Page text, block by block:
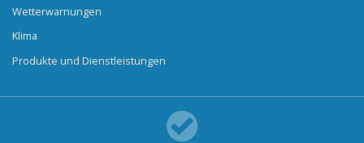
Wetterwarnungen
Klima
Produkte und Dienstleistungen